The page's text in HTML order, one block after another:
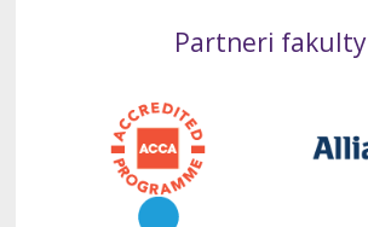
Partneri fakulty